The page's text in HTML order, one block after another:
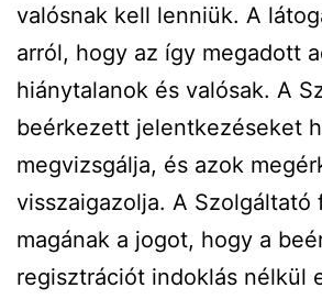
valósnak kell lenniük. A
arról, hogy az így megadott
hiánytalanok és valósak. A
beérkezett jelentkezéseket
megvizsgálja, és azok
visszaigazolja. A Szolgáltató
magának a jogot, hogy a
regisztrációt indoklás nélkül